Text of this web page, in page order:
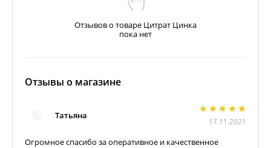
Отзывов о товаре Цитрат Цинка
пока нет
Отзывы о магазине
Татьяна
17.11.2021
Огромное спасибо за оперативное и качественное